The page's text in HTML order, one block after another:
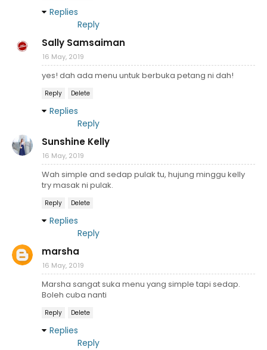
Replies
Reply
Sally Samsaiman
16 May, 2019
yes! dah ada menu untuk berbuka petang ni dah!
Reply Delete
Replies
Reply
Sunshine Kelly
16 May, 2019
Wah simple and sedap pulak tu, hujung minggu kelly
try masak ni pulak.
Reply Delete
Replies
Reply
marsha
16 May, 2019
Marsha sangat suka menu yang simple tapi sedap.
Boleh cuba nanti
Reply Delete
Replies
Reply